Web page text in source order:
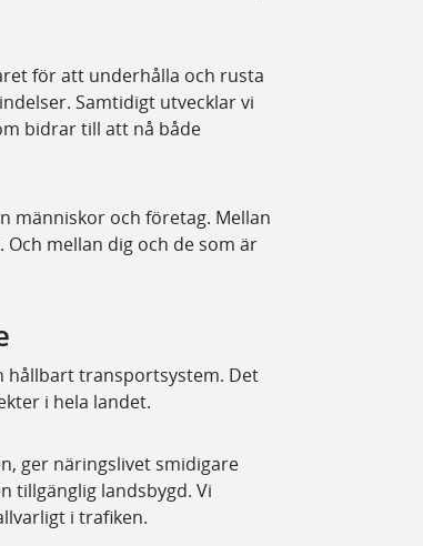
för att underhålla och rusta
Samtidigt utvecklar vi
bidrar till att nå både
människor och företag. Mellan
mellan dig och de som är
hållbart transportsystem. Det
i hela landet.
ger näringslivet smidigare
tillgänglig landsbygd. Vi
i trafiken.